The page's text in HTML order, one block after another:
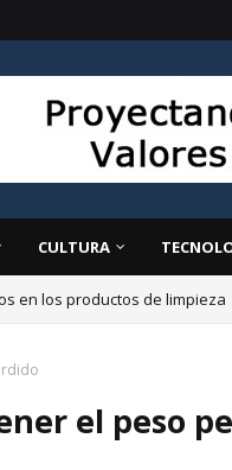
CULTURA
en los productos de limpieza
el peso